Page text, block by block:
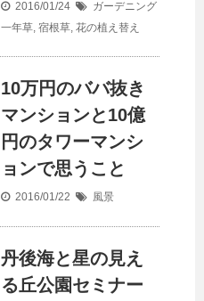
2016/01/24
ガーデニング
一年草, 宿根草, 花の植え替え
10万円のババ抜き
マンションと10億
円のタワーマンシ
ョンで思うこと
2016/01/22 風景
丹後海と星の見え
る丘公園セミナー